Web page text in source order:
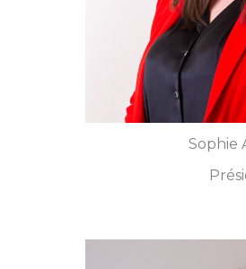
Sophie